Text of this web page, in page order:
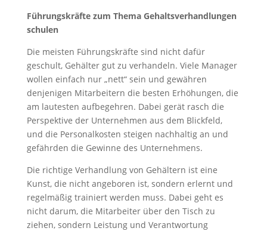
Führungskräfte zum Thema Gehaltsverhandlungen
schulen
Die meisten Führungskräfte sind nicht dafür
geschult, Gehälter gut zu verhandeln. Viele Manager
wollen einfach nur „nett“ sein und gewähren
denjenigen Mitarbeitern die besten Erhöhungen, die
am lautesten aufbegehren. Dabei gerät rasch die
Perspektive der Unternehmen aus dem Blickfeld,
und die Personalkosten steigen nachhaltig an und
gefährden die Gewinne des Unternehmens.
Die richtige Verhandlung von Gehältern ist eine
Kunst, die nicht angeboren ist, sondern erlernt und
regelmäßig trainiert werden muss. Dabei geht es
nicht darum, die Mitarbeiter über den Tisch zu
ziehen, sondern Leistung und Verantwortung